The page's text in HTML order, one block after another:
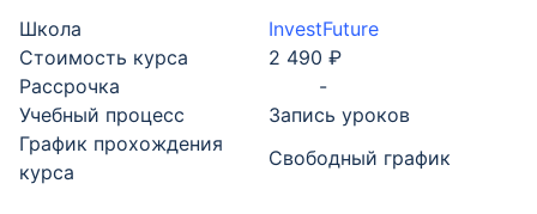
Школа
InvestFuture
Стоимость курса
2 490 ₽
Рассрочка
-
Учебный процесс
Запись уроков
График прохождения
курса
Свободный график